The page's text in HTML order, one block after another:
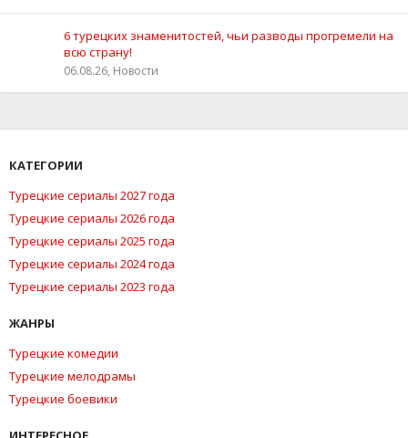
6 турецких знаменитостей, чьи разводы прогремели на
всю страну!
06.08.26, Новости
КАТЕГОРИИ
Турецкие сериалы 2027 года
Турецкие сериалы 2026 года
Турецкие сериалы 2025 года
Турецкие сериалы 2024 года
Турецкие сериалы 2023 года
ЖАНРЫ
Турецкие комедии
Турецкие мелодрамы
Турецкие боевики